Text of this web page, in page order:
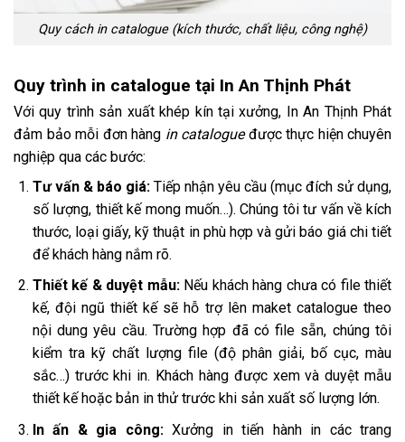
Quy cách in catalogue (kích thước, chất liệu, công nghệ)
Quy trình in catalogue tại In An Thịnh Phát
Với quy trình sản xuất khép kín tại xưởng, In An Thịnh Phát
đảm bảo mỗi đơn hàng in catalogueđược thực hiện chuyên
nghiệp qua các bước:
Tư vấn & báo giá:Tiếp nhận yêu cầu (mục đích sử dụng,
số lượng, thiết kế mong muốn…). Chúng tôi tư vấn về kích
thước, loại giấy, kỹ thuật in phù hợp và gửi báo giá chi tiết
để khách hàng nắm rõ.
Thiết kế & duyệt mẫu:Nếu khách hàng chưa có file thiết
kế, đội ngũ thiết kế sẽ hỗ trợ lên maket catalogue theo
nội dung yêu cầu. Trường hợp đã có file sẵn, chúng tôi
kiểm tra kỹ chất lượng file (độ phân giải, bố cục, màu
sắc…) trước khi in. Khách hàng được xem và duyệt mẫu
thiết kế hoặc bản in thử trước khi sản xuất số lượng lớn.
In ấn & gia công:Xưởng in tiến hành in các trang